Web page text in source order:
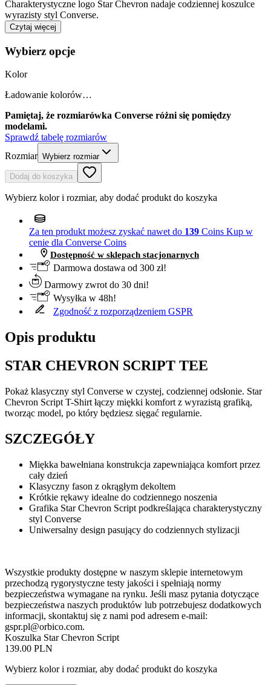
Charakterystyczne logo Star Chevron nadaje codziennej koszulce
wyrazisty styl Converse.
Czytaj więcej
Wybierz opcje
Kolor
Ładowanie kolorów…
Pamiętaj, że rozmiarówka Converse różni się pomiędzy
modelami.
Sprawdź tabelę rozmiarów
Rozmiar Wybierz rozmiar
Dodaj do koszyka
Wybierz kolor i rozmiar, aby dodać produkt do koszyka
Za ten produkt możesz zyskać nawet do 139 Coins Kup w
cenie dla Converse Coins
Dostępność w sklepach stacjonarnych
Darmowa dostawa od 300 zł!
Darmowy zwrot do 30 dni!
Wysyłka w 48h!
Zgodność z rozporządzeniem GSPR
Opis produktu
STAR CHEVRON SCRIPT TEE
Pokaż klasyczny styl Converse w czystej, codziennej odsłonie. Star
Chevron Script T-Shirt łączy miękki komfort z wyrazistą grafiką,
tworząc model, po który będziesz sięgać regularnie.
SZCZEGÓŁY
Miękka bawełniana konstrukcja zapewniająca komfort przez
cały dzień
Klasyczny fason z okrągłym dekoltem
Krótkie rękawy idealne do codziennego noszenia
Grafika Star Chevron Script podkreślająca charakterystyczny
styl Converse
Uniwersalny design pasujący do codziennych stylizacji
Wszystkie produkty dostępne w naszym sklepie internetowym
przechodzą rygorystyczne testy jakości i spełniają normy
bezpieczeństwa wymagane na rynku. Jeśli masz pytania dotyczące
bezpieczeństwa naszych produktów lub potrzebujesz dodatkowych
informacji, skontaktuj się z nami pod adresem e-mail:
gspr.pl@orbico.com.
Koszulka Star Chevron Script
139.00 PLN
Wybierz kolor i rozmiar, aby dodać produkt do koszyka